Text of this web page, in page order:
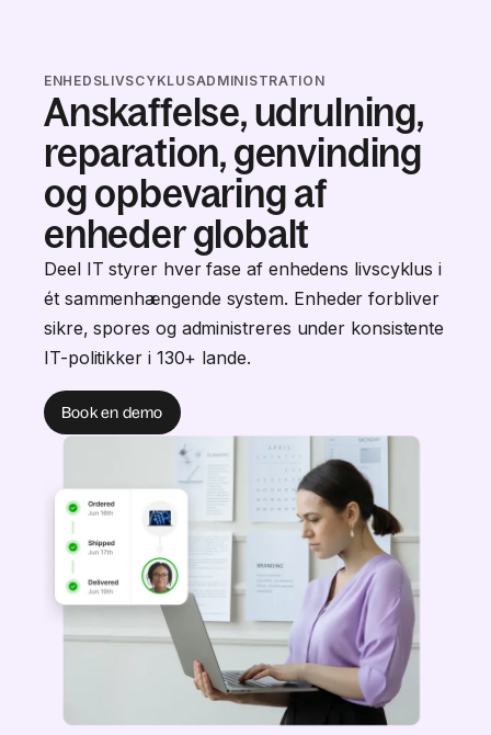
ENHEDSLIVSCYKLUSADMINISTRATION
Anskaffelse, udrulning,
reparation, genvinding
og opbevaring af
enheder globalt
Deel IT styrer hver fase af enhedens livscyklus i
ét sammenhængende system. Enheder forbliver
sikre, spores og administreres under konsistente
IT-politikker i 130+ lande.
Book en demo